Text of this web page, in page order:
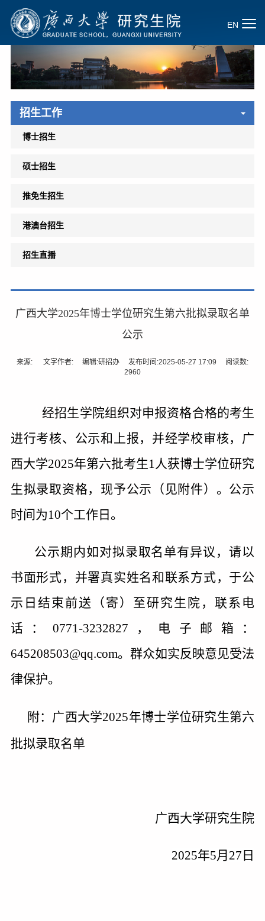
EN
招生工作
博士招生
硕士招生
推免生招生
港澳台招生
招生直播
广西大学2025年博士学位研究生第六批拟录取名单
公示
来源: 文字作者: 编辑:研招办 发布时间:2025-05-27 17:09 阅读数:
2960
经招生学院组织对申报资格合格的考生
进行考核、公示和上报，并经学校审核，广
西大学2025年第六批考生1人获博士学位研究
生拟录取资格，现予公示（见附件）。公示
时间为10个工作日。
公示期内如对拟录取名单有异议，请以
书面形式，并署真实姓名和联系方式，于公
示日结束前送（寄）至研究生院，联系电
话： 0771-3232827 ，电子邮箱：
645208503@qq.com。群众如实反映意见受法
律保护。
附：广西大学2025年博士学位研究生第六
批拟录取名单
广西大学研究生院
2025年5月 27 日